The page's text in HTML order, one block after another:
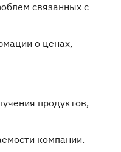
связанных с
о ценах,
продуктов,
компании.